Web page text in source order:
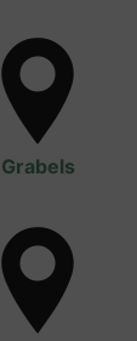
Grabels